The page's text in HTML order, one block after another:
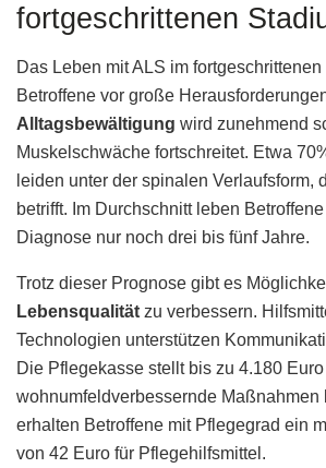
fortgeschrittenen
Das Leben mit ALS im
Betroffene vor große
Alltagsbewältigung wird zunehmend
Muskelschwäche fortschreitet. Etwa
leiden unter der spinalen Verlaufsform,
betrifft. Im Durchschnitt leben
Diagnose nur noch drei bis fünf Jahre.
Trotz dieser Prognose gibt es
Lebensqualität zu verbessern.
Technologien unterstützen
Die Pflegekasse stellt bis zu 4.180
wohnumfeldverbessernde Maßnahmen
erhalten Betroffene mit Pflegegrad ein
von 42 Euro für Pflegehilfsmittel.